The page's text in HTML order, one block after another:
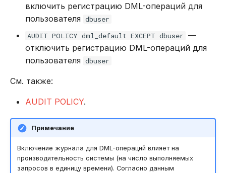
включить регистрацию DML-операций для
пользователя dbuser
AUDIT POLICY dml_default EXCEPT dbuser —
отключить регистрацию DML-операций для
пользователя dbuser
См. также:
AUDIT POLICY.
Примечание
Включение журнала для DML-операций влияет на
производительность системы (на число выполняемых
запросов в единицу времени). Согласно данным